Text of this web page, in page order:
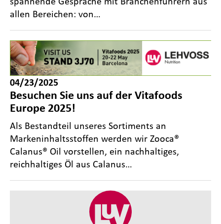
allen Bereichen: von…
04/23/2025
Besuchen Sie uns auf der Vitafoods
Europe 2025!
Als Bestandteil unseres Sortiments an
Markeninhaltsstoffen werden wir Zooca®
Calanus® Oil vorstellen, ein nachhaltiges,
reichhaltiges Öl aus Calanus…